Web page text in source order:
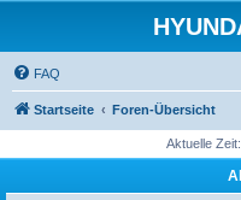
FAQ
Startseite Foren-Übersicht
Aktuelle